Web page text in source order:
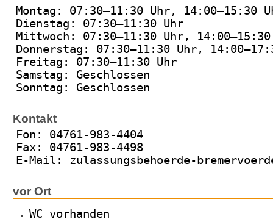
Montag: 07:30–11:30 Uhr, 14:00–15:30
Dienstag: 07:30–11:30 Uhr
Mittwoch: 07:30–11:30 Uhr,
Donnerstag: 07:30–11:30 Uhr,
Freitag: 07:30–11:30 Uhr
Samstag: Geschlossen
Sonntag: Geschlossen
Kontakt
Fon: 04761-983-4404
Fax: 04761-983-4498
E-Mail: zulassungsbehoerde-
vor Ort
WC vorhanden